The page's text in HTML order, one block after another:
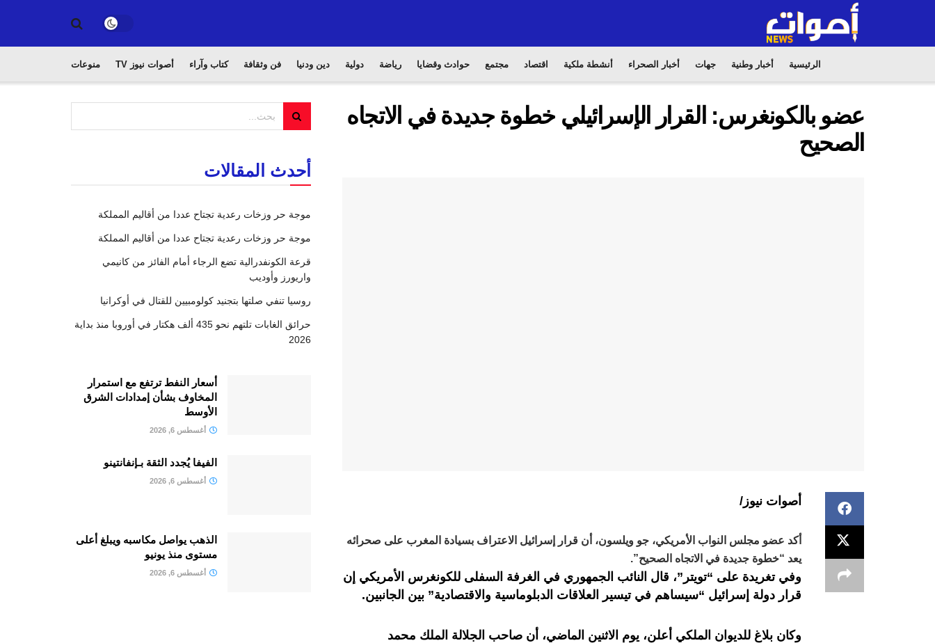
الرئيسية أخبار وطنية جهات أخبار الصحراء أنشطة ملكية اقتصاد مجتمع حوادث وقضايا رياضة دولية دين ودنيا فن وثقافة كتاب وآراء أصوات نيوز TV منوعات
عضو بالكونغرس: القرار الإسرائيلي خطوة جديدة في الاتجاه
الصحيح
أصوات نيوز/
أكد عضو مجلس النواب الأمريكي، جو ويلسون، أن قرار إسرائيل الاعتراف بسيادة المغرب على صحرائه
يعد “خطوة جديدة في الاتجاه الصحيح”.
وفي تغريدة على “تويتر”، قال النائب الجمهوري في الغرفة السفلى للكونغرس الأمريكي إن
قرار دولة إسرائيل “سيساهم في تيسير العلاقات الدبلوماسية والاقتصادية” بين الجانبين.
وكان بلاغ للديوان الملكي أعلن، يوم الاثنين الماضي، أن صاحب الجلالة الملك محمد
أحدث المقالات
موجة حر وزخات رعدية تجتاح عددا من أقاليم المملكة
موجة حر وزخات رعدية تجتاح عددا من أقاليم المملكة
قرعة الكونفدرالية تضع الرجاء أمام الفائز من كانيمي
واريورز وأوديب
روسيا تنفي صلتها بتجنيد كولومبيين للقتال في أوكرانيا
حرائق الغابات تلتهم نحو 435 ألف هكتار في أوروبا منذ بداية
2026
أسعار النفط ترتفع مع استمرار
المخاوف بشأن إمدادات الشرق
الأوسط
أغسطس 6, 2026
الفيفا يُجدد الثقة بـإنفانتينو
أغسطس 6, 2026
الذهب يواصل مكاسبه ويبلغ أعلى
مستوى منذ يونيو
أغسطس 6, 2026